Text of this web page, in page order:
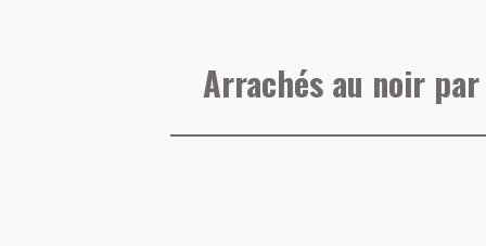
quatre-vingt
Arrachés au noir